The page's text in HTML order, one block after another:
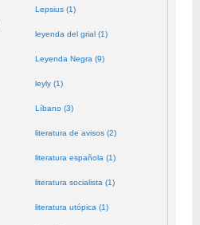
Lepsius (1)
leyenda del grial (1)
Leyenda Negra (9)
leyly (1)
Líbano (3)
literatura de avisos (2)
literatura española (1)
literatura socialista (1)
literatura utópica (1)